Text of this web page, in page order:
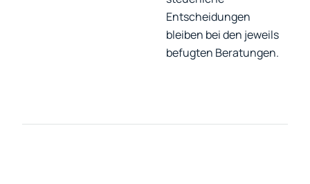
Entscheidungen
bleiben bei den jeweils
befugten Beratungen.